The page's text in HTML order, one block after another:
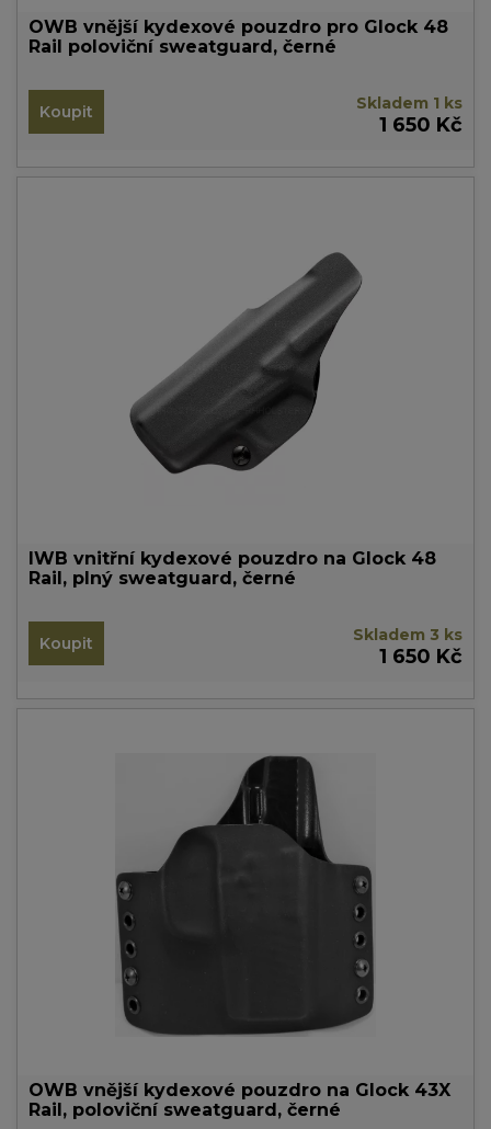
OWB vnější kydexové pouzdro pro Glock 48
Rail poloviční sweatguard, černé
Koupit Skladem 1 ks
1 650 Kč
IWB vnitřní kydexové pouzdro na Glock 48
Rail, plný sweatguard, černé
Koupit Skladem 3 ks
1 650 Kč
OWB vnější kydexové pouzdro na Glock 43X
Rail, poloviční sweatguard, černé